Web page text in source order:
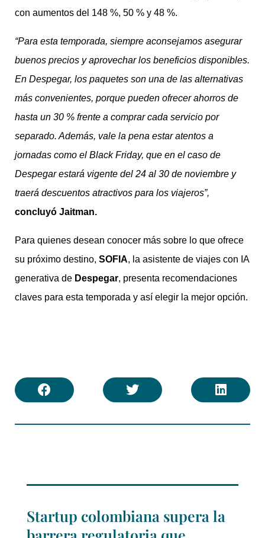
con aumentos del 148 %, 50 % y 48 %.
“Para esta temporada, siempre aconsejamos asegurar
buenos precios y aprovechar los beneficios disponibles.
En Despegar, los paquetes son una de las alternativas
más convenientes, porque pueden ofrecer ahorros de
hasta un 30 % frente a comprar cada servicio por
separado. Además, vale la pena estar atentos a
jornadas como el Black Friday, que en el caso de
Despegar estará vigente del 24 al 30 de noviembre y
traerá descuentos atractivos para los viajeros”,
concluyó Jaitman.
Para quienes desean conocer más sobre lo que ofrece
su próximo destino, SOFIA, la asistente de viajes con IA
generativa de Despegar, presenta recomendaciones
claves para esta temporada y así elegir la mejor opción.
Startup colombiana supera la